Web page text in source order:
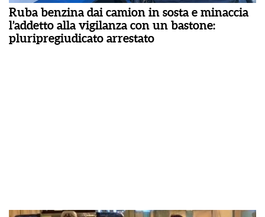
Ruba benzina dai camion in sosta e minaccia
l’addetto alla vigilanza con un bastone:
pluripregiudicato arrestato